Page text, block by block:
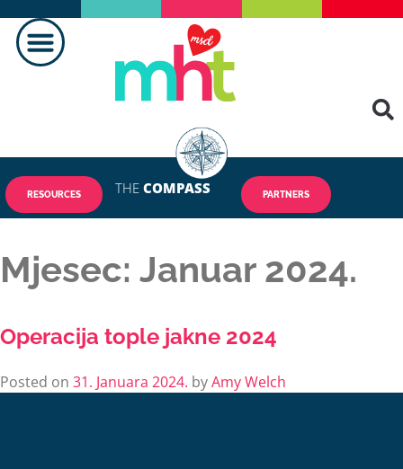
RESOURCES THE COMPASS PARTNERS
Mjesec: Januar 2024.
Operacija tople jakne 2024
Posted on 31. Januara 2024. byAmy Welch